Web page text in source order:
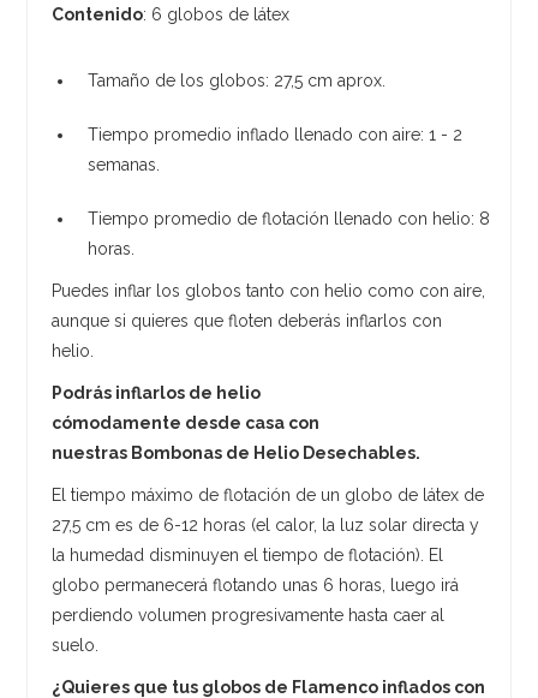
Contenido: 6 globos de látex
Tamaño de los globos: 27,5 cm aprox.
Tiempo promedio inflado llenado con aire: 1 - 2
semanas.
Tiempo promedio de flotación llenado con helio: 8
horas.
Puedes inflar los globos tanto con helio como con aire,
aunque si quieres que floten deberás inflarlos con
helio.
Podrás inflarlos de helio
cómodamente desde casa con
nuestras Bombonas de Helio Desechables.
El tiempo máximo de flotación de un globo de látex de
27,5 cm es de 6-12 horas (el calor, la luz solar directa y
la humedad disminuyen el tiempo de flotación). El
globo permanecerá flotando unas 6 horas, luego irá
perdiendo volumen progresivamente hasta caer al
suelo.
¿Quieres que tus globos de Flamenco inflados con